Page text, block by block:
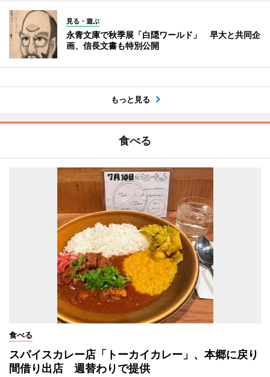
見る・遊ぶ
永青文庫で秋季展「白隠ワールド」 早大と共同企
画、信長文書も特別公開
もっと見る
食べる
食べる
スパイスカレー店「トーカイカレー」、本郷に戻り
間借り出店 週替わりで提供